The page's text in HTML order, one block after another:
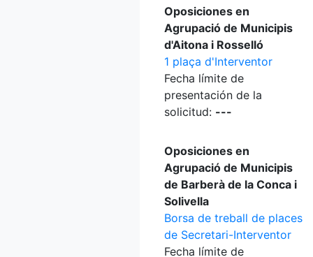
Oposiciones en
Agrupació de Municipis
d'Aitona i Rosselló
1 plaça d'Interventor
Fecha límite de
presentación de la
solicitud: ---
Oposiciones en
Agrupació de Municipis
de Barberà de la Conca i
Solivella
Borsa de treball de places
de Secretari-Interventor
Fecha límite de